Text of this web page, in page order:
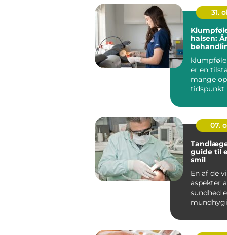
31.
halsen:
er en
mange
tidspunkt
07.
guide til
smil
En af de
aspekter
sundhed
...